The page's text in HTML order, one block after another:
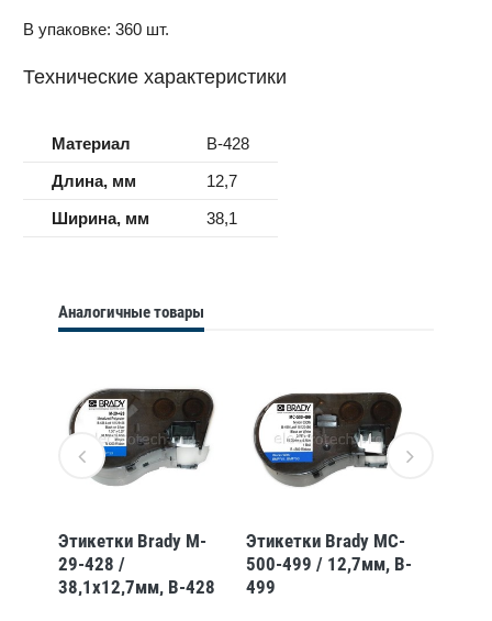
В упаковке: 360 шт.
Технические характеристики
Материал
B-428
Длина, мм
12,7
Ширина, мм
38,1
Аналогичные товары
Этикетки Brady M-
29-428 /
38,1x12,7мм, B-428
Этикетки Brady MC-
500-499 / 12,7мм, B-
499